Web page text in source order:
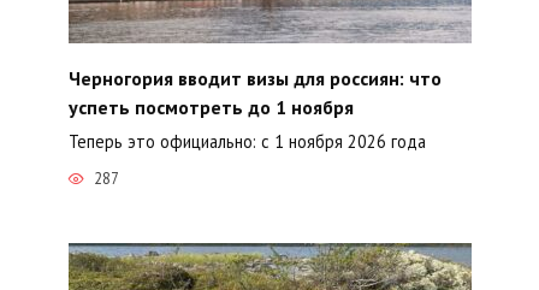
Черногория вводит визы для россиян: что
успеть посмотреть до 1 ноября
Теперь это официально: с 1 ноября 2026 года
287